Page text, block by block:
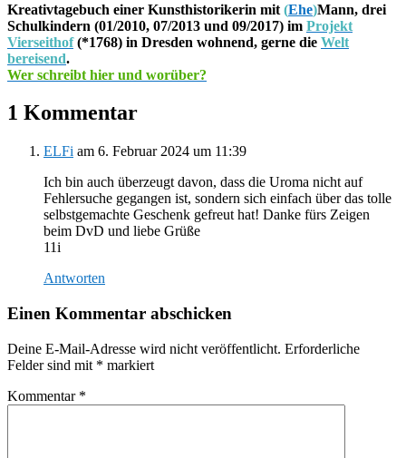
Kreativtagebuch einer Kunsthistorikerin mit (Ehe)Mann, drei
Schulkindern (01/2010, 07/2013 und 09/2017) im Projekt
Vierseithof(*1768) in Dresden wohnend, gerne die Welt
bereisend.
Wer schreibt hier und worüber?
1 Kommentar
ELFi am 6. Februar 2024 um 11:39
Ich bin auch überzeugt davon, dass die Uroma nicht auf
Fehlersuche gegangen ist, sondern sich einfach über das tolle
selbstgemachte Geschenk gefreut hat! Danke fürs Zeigen
beim DvD und liebe Grüße
11i
Antworten
Einen Kommentar abschicken
Deine E-Mail-Adresse wird nicht veröffentlicht. Erforderliche
Felder sind mit * markiert
Kommentar *